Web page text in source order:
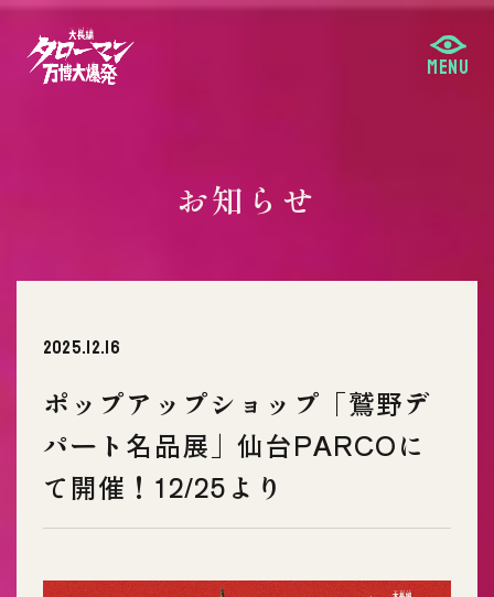
お知らせ
2025.12.16
ポップアップショップ「鷲野デ
パート名品展」仙台PARCOに
て開催！12/25より